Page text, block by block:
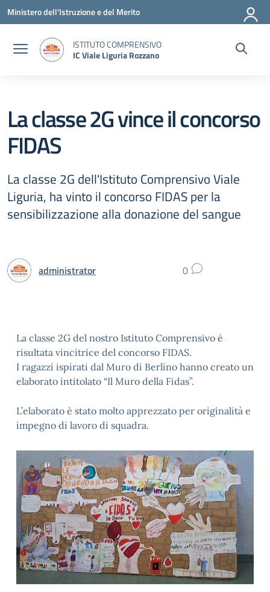
Vai ai contenuti
Vai al menu di navigazione
Vai al footer
Ministero dell'Istruzione e del Merito
ISTITUTO COMPRENSIVO
IC Viale Liguria Rozzano
La classe 2G vince il concorso
FIDAS
La classe 2G dell'Istituto Comprensivo Viale
Liguria, ha vinto il concorso FIDAS per la
sensibilizzazione alla donazione del sangue
administrator 0
La classe 2G del nostro Istituto Comprensivo è
risultata vincitrice del concorso FIDAS.
I ragazzi ispirati dal Muro di Berlino hanno creato un
elaborato intitolato “Il Muro della Fidas”.
L’elaborato è stato molto apprezzato per originalità e
impegno di lavoro di squadra.